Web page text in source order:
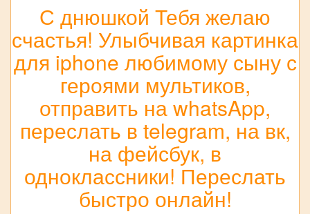
С днюшкой Тебя желаю
счастья! Улыбчивая картинка
для iphone любимому сыну с
героями мультиков,
отправить на whatsApp,
переслать в telegram, на вк,
на фейсбук, в
одноклассники! Переслать
быстро онлайн!